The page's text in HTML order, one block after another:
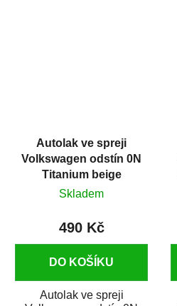
Autolak ve spreji
Volkswagen odstín 0N
Titanium beige
metalíza 375 ml
Skladem
490 Kč
DO KOŠÍKU
Autolak ve spreji